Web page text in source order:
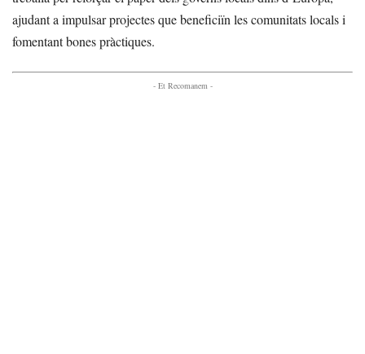
ajudant a impulsar projectes que beneficiïn les comunitats locals i
fomentant bones pràctiques.
- Et Recomanem -